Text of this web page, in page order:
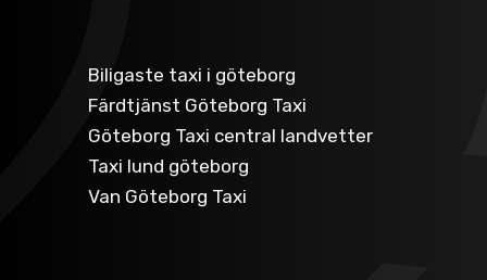
Biligaste taxi i göteborg
Färdtjänst Göteborg Taxi
Göteborg Taxi central landvetter
Taxi lund göteborg
Van Göteborg Taxi